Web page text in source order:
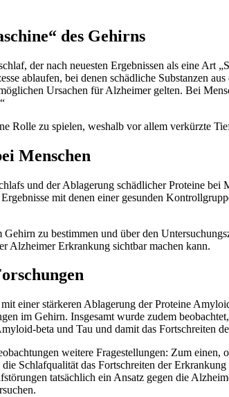
des Gehirns
der nach neuesten Ergebnissen als eine Art
ablaufen, bei denen schädliche Substanzen
Ursachen für Alzheimer gelten. Bei
Rolle zu spielen, weshalb vor allem verkürzte
Menschen
und der Ablagerung schädlicher Proteine
mit denen einer gesunden
zu bestimmen und über den
Alzheimer Erkrankung sichtbar machen kann.
einer stärkeren Ablagerung der Proteine
im Gehirn. Insgesamt wurde zudem
beta und Tau und damit das Fortschreiten
weitere Fragestellungen: Zum
Schlafqualität das Fortschreiten der
tatsächlich ein Ansatz gegen die